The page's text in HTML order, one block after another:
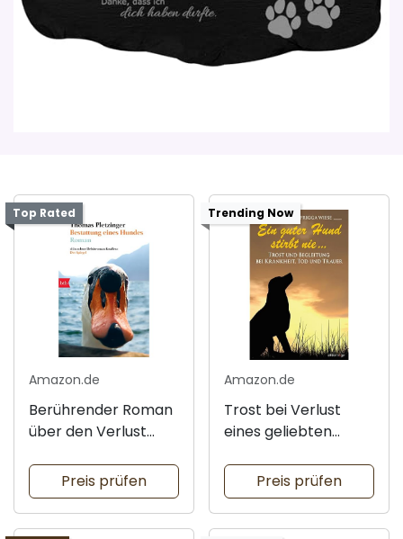
Top Rated
Amazon.de
Berührender Roman
über den Verlust
Preis prüfen
Trending Now
Amazon.de
Trost bei Verlust
eines geliebten
Preis prüfen